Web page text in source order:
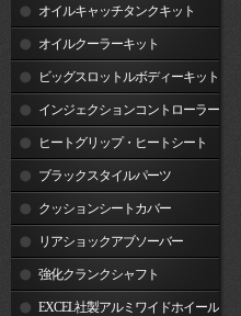
オイルキャッチタンクキット
オイルクーラーキット
ビッグスロットルボディーキット
インジェクションコントローラー
ヒートグリップ・ヒートシート
ブラックスタイルパーツ
クッションシートカバー
リアショックアブソーバー
強化クランクシャフト
EXCEL社製アルミワイドホイール